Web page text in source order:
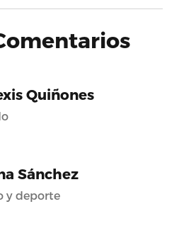
Quiñones
Sánchez
y deporte